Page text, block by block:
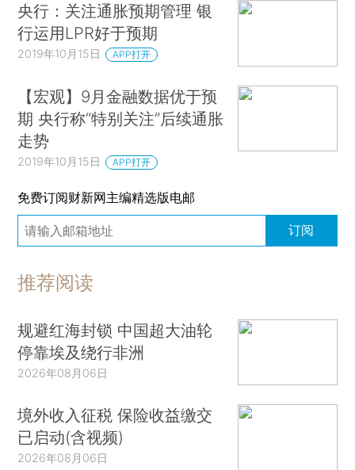
央行：关注通胀预期管理 银
行运用LPR好于预期
2019年10月15日 APP打开
【宏观】9月金融数据优于预
期 央行称“特别关注”后续通胀
走势
2019年10月15日 APP打开
免费订阅财新网主编精选版电邮
订阅
推荐阅读
规避红海封锁 中国超大油轮
停靠埃及绕行非洲
2026年08月06日
境外收入征税 保险收益缴交
已启动(含视频)
2026年08月06日